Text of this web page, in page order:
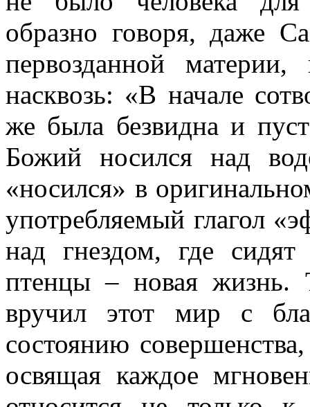
образно говоря, даже
первозданной
насквозь: «В начале
же была безвидна и
Божий носился над
«носился» в
употребляемый глагол
над гнездом, где
птенцы – новая жизнь.
вручил этот мир с
состоянию
освящая каждое